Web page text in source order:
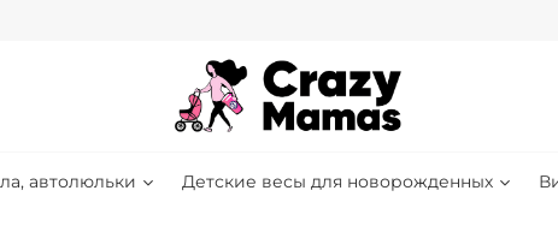
автолюльки Детские весы для новорожденных